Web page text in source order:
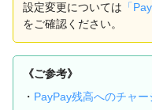
設定変更については 「
をご確認ください。
《ご参考》
・ PayPay残高へのチャー